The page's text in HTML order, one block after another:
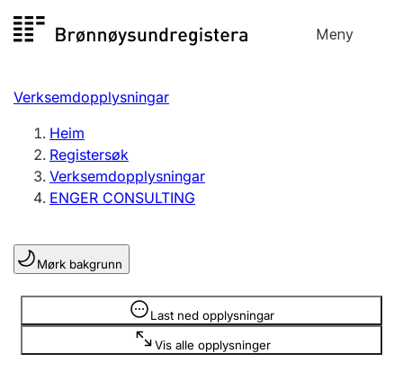
til
Meny
Registersøk
Aksjeselskap
Enkeltpersonføretak
Registrere, endre, slette
Lag og foreining
Registrere, endre, slette
Verksemdopplysningar
Heim
Registersøk
Verksemdopplysningar
ENGER CONSULTING
Mørk bakgrunn
Last ned opplysningar
Vis alle opplysninger
Opplysninger er skjult